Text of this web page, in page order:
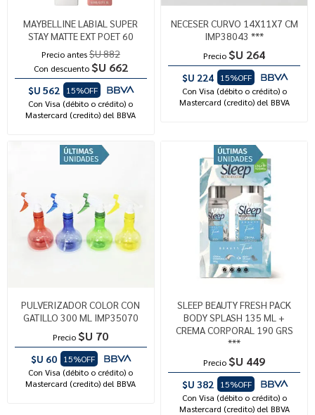
MAYBELLINE LABIAL SUPER
STAY MATTE EXT POET 60
Precio antes$U 882
Con descuento $U 662
$U 562
15%OFF
Con Visa (débito o crédito) o
Mastercard (credito) del BBVA
NECESER CURVO 14X11X7 CM
IMP38043 ***
Precio $U 264
$U 224
15%OFF
Con Visa (débito o crédito) o
Mastercard (credito) del BBVA
PULVERIZADOR COLOR CON
GATILLO 300 ML IMP35070
Precio $U 70
$U 60
15%OFF
Con Visa (débito o crédito) o
Mastercard (credito) del BBVA
SLEEP BEAUTY FRESH PACK
BODY SPLASH 135 ML +
CREMA CORPORAL 190 GRS
***
Precio $U 449
$U 382
15%OFF
Con Visa (débito o crédito) o
Mastercard (credito) del BBVA